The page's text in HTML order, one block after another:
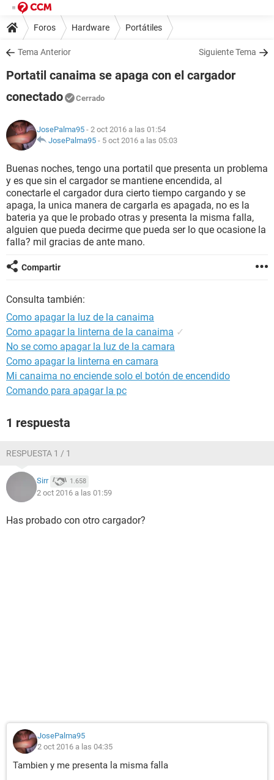
Foros Hardware Portátiles
Tema Anterior Siguiente Tema
Portatil canaima se apaga con el cargador
conectado
Cerrado
JosePalma95 - 2 oct 2016 a las 01:54
JosePalma95 - 5 oct 2016 a las 05:03
Buenas noches, tengo una portatil que presenta un problema
y es que sin el cargador se mantiene encendida, al
conectarle el cargador dura cierto tiempo cargando y se
apaga, la unica manera de cargarla es apagada, no es la
bateria ya que le probado otras y presenta la misma falla,
alguien que pueda decirme que pueda ser lo que ocasione la
falla? mil gracias de ante mano.
Compartir
Consulta también:
Como apagar la luz de la canaima
Como apagar la linterna de la canaima ✓
No se como apagar la luz de la camara
Como apagar la linterna en camara
Mi canaima no enciende solo el botón de encendido
Comando para apagar la pc
1 respuesta
RESPUESTA 1 / 1
Sirr 1.658
2 oct 2016 a las 01:59
Has probado con otro cargador?
JosePalma95
2 oct 2016 a las 04:35
Tambien y me presenta la misma falla